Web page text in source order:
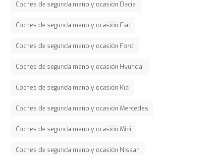
Coches de segunda mano y ocasión Dacia
Coches de segunda mano y ocasión Fiat
Coches de segunda mano y ocasión Ford
Coches de segunda mano y ocasión Hyundai
Coches de segunda mano y ocasión Kia
Coches de segunda mano y ocasión Mercedes
Coches de segunda mano y ocasión Mini
Coches de segunda mano y ocasión Nissan